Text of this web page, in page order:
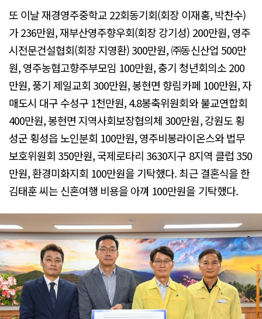
또 이날 재경영주중학교 22회동기회(회장 이재홍, 박찬수)
가 236만원, 재부산영주향우회(회장 강기성) 200만원, 영주
시전문건설협회(회장 지영환) 300만원, ㈜동신산업 500만
원, 영주농협고향주부모임 100만원, 충기 청년회의소 200
만원, 풍기 제일교회 300만원, 봉현면 향림카페 100만원, 자
매도시 대구 수성구 1천만원, 4.8봉축위원회와 불교연합회
400만원, 봉현면 지역사회보장협의체 300만원, 강원도 횡
성군 횡성읍 노인분회 100만원, 영주비봉라이온스와 법무
보호위원회 350만원, 국제로타리 3630지구 8지역 클럽 350
만원, 환경미화지회 100만원을 기탁했다. 최근 결혼식을 한
김태훈 씨는 신혼여행 비용을 아껴 100만원을 기탁했다.